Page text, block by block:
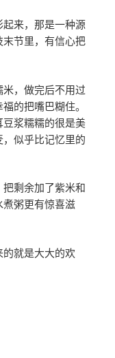
来，那是一种源
节里，有信心把
，做完后不用过
的把嘴巴糊住。
浆糯糯的很是美
似乎比记忆里的
剩余加了紫米和
粥更有惊喜滋
就是大大的欢